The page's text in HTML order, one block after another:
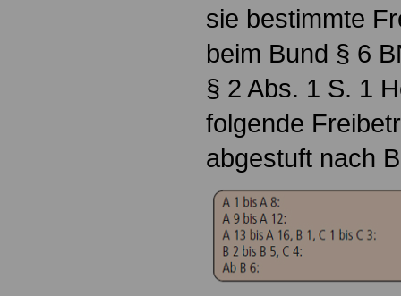
sie bestimmte
beim Bund § 6
§ 2 Abs. 1 S. 1
folgende
abgestuft nach